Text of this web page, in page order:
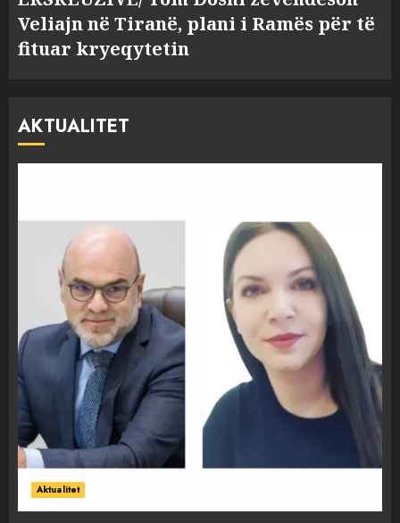
Veliajn në Tiranë, plani i Ramës për të
fituar kryeqytetin
AKTUALITET
Aktualitet